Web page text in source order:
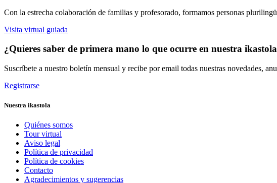
Con la estrecha colaboración de familias y profesorado, formamos personas
Visita virtual guiada
¿Quieres saber de primera mano lo que ocurre en nuestra
Suscríbete a nuestro boletín mensual y recibe por email todas nuestras novedades,
Registrarse
Nuestra ikastola
Quiénes somos
Tour virtual
Aviso legal
Política de privacidad
Política de cookies
Contacto
Agradecimientos y sugerencias